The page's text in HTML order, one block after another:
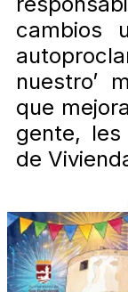
cambios
nuestro’
que
gente,
de